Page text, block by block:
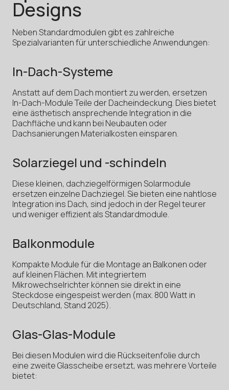
Designs
Neben Standardmodulen gibt es zahlreiche
Spezialvarianten für unterschiedliche Anwendungen:
In-Dach-Systeme
Anstatt auf dem Dach montiert zu werden, ersetzen
In-Dach-Module Teile der Dacheindeckung. Dies bietet
eine ästhetisch ansprechende Integration in die
Dachfläche und kann bei Neubauten oder
Dachsanierungen Materialkosten einsparen.
Solarziegel und -schindeln
Diese kleinen, dachziegelförmigen Solarmodule
ersetzen einzelne Dachziegel. Sie bieten eine nahtlose
Integration ins Dach, sind jedoch in der Regel teurer
und weniger effizient als Standardmodule.
Balkonmodule
Kompakte Module für die Montage an Balkonen oder
auf kleinen Flächen. Mit integriertem
Mikrowechselrichter können sie direkt in eine
Steckdose eingespeist werden (max. 800 Watt in
Deutschland, Stand 2025).
Glas-Glas-Module
Bei diesen Modulen wird die Rückseitenfolie durch
eine zweite Glasscheibe ersetzt, was mehrere Vorteile
bietet: